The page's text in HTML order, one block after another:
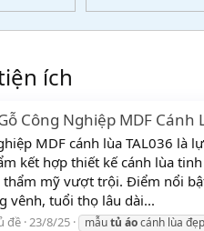
ích
Công Nghiệp MDF Cánh
MDF cánh lùa TAL036 là
kết hợp thiết kế cánh lùa
mỹ vượt trội. Điểm nổi
vênh, tuổi thọ lâu dài...
đề 23/8/25 mẫutủ áocánh lùa đẹp